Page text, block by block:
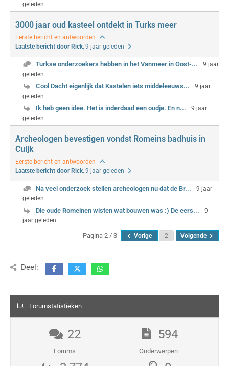
geleden
3000 jaar oud kasteel ontdekt in Turks meer
Eerste bericht en antwoorden
Laatste bericht door Rick, 9 jaar geleden
Turkse onderzoekers hebben in het Vanmeer in Oost-...
9 jaar
geleden
Cool Dacht eigenlijk dat Kastelen iets middeleeuws...
9 jaar
geleden
Ik heb geen idee. Het is inderdaad een oudje. En n...
9 jaar
geleden
Archeologen bevestigen vondst Romeins badhuis in
Cuijk
Eerste bericht en antwoorden
Laatste bericht door Rick, 9 jaar geleden
Na veel onderzoek stellen archeologen nu dat de Br...
9 jaar
geleden
Die oude Romeinen wisten wat bouwen was :) De eers...
9
jaar geleden
Pagina 2 / 3 Vorige Volgende
Deel:
Forumstatistieken
22
Forums
594
Onderwerpen